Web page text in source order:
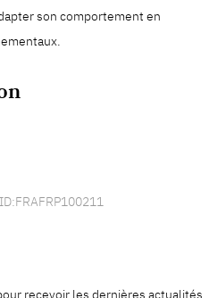
son comportement en
recevoir les dernières actualités